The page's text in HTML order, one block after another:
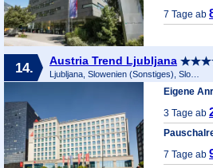
7 Tage ab
14. Austria Trend Ljubljana
Ljubljana, Slowenien (Sonstiges), Slowenien
Eigene
3 Tage ab
7 Tage ab